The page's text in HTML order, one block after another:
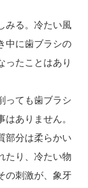
みる。冷たい風
中に歯ブラシの
ったことはあり
っても歯ブラシ
ありません。
部分は柔らかい
たり、冷たい物
の刺激が、象牙